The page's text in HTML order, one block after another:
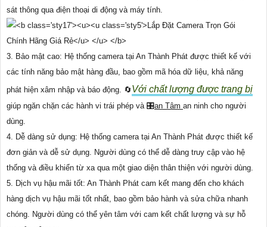
sát thông qua điện thoại di động và máy tính.
3. Bảo mật cao: Hệ thống camera tại An Thành Phát được thiết kế với
các tính năng bảo mật hàng đầu, bao gồm mã hóa dữ liệu, khả năng
phát hiện xâm nhập và báo động. 🔄Với chất lượng được trang bị
giúp ngăn chặn các hành vi trái phép và 🎛an Tâm an ninh cho người
dùng.
4. Dễ dàng sử dụng: Hệ thống camera tại An Thành Phát được thiết kế
đơn giản và dễ sử dụng. Người dùng có thể dễ dàng truy cập vào hệ
thống và điều khiển từ xa qua một giao diện thân thiện với người dùng.
5. Dịch vụ hậu mãi tốt: An Thành Phát cam kết mang đến cho khách
hàng dịch vụ hậu mãi tốt nhất, bao gồm bảo hành và sửa chữa nhanh
chóng. Người dùng có thể yên tâm với cam kết chất lượng và sự hỗ